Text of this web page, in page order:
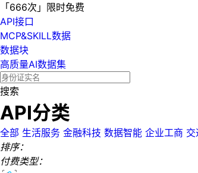
「666次」限时免费
API接口
MCP&SKILL数据
数据块
高质量AI数据集
搜索
API分类
全部 生活服务 金融科技 数据智能 企业工商 交
排序：
付费类型：